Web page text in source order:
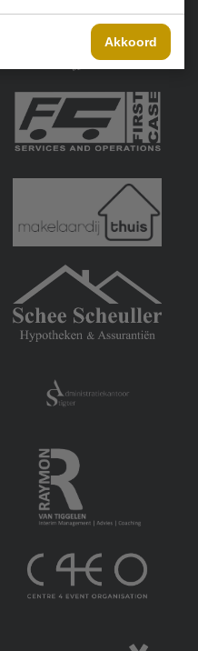
Akkoord